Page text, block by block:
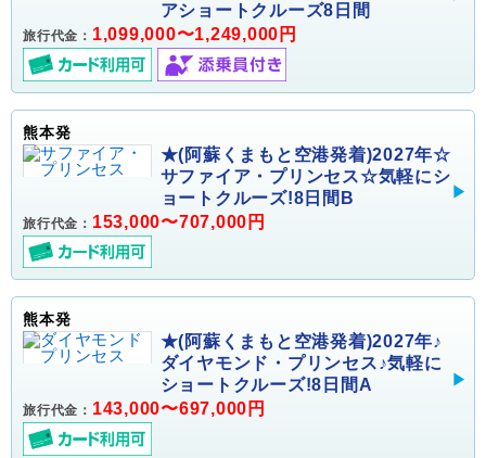
アショートクルーズ8日間
旅行代金： 1,099,000〜1,249,000円
熊本発
★(阿蘇くまもと空港発着)2027年☆
サファイア・プリンセス☆気軽にシ
ョートクルーズ!8日間B
旅行代金： 153,000〜707,000円
熊本発
★(阿蘇くまもと空港発着)2027年♪
ダイヤモンド・プリンセス♪気軽に
ショートクルーズ!8日間A
旅行代金： 143,000〜697,000円